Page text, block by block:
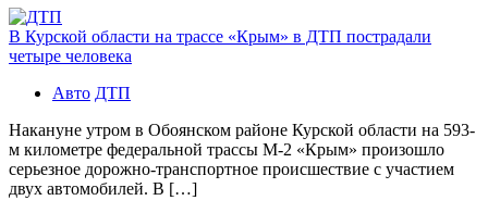
В Курской области на трассе «Крым» в ДТП пострадали
четыре человека
Авто ДТП
Накануне утром в Обоянском районе Курской области на 593-
м километре федеральной трассы М-2 «Крым» произошло
серьезное дорожно-транспортное происшествие с участием
двух автомобилей. В […]